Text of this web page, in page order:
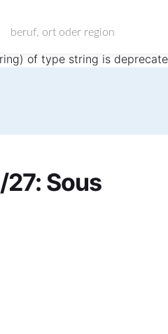
in /var/www/jlab/data/
of type string is
27: Sous